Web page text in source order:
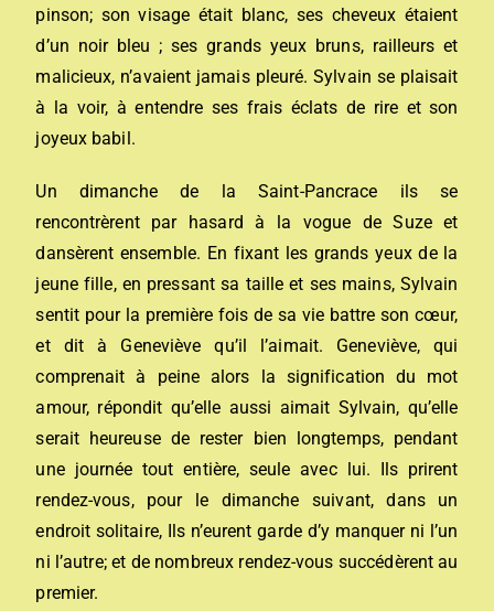
pinson; son visage était blanc, ses cheveux étaient
d’un noir bleu ; ses grands yeux bruns, railleurs et
malicieux, n’avaient jamais pleuré. Sylvain se plaisait
à la voir, à entendre ses frais éclats de rire et son
joyeux babil.
Un dimanche de la Saint-Pancrace ils se
rencontrèrent par hasard à la vogue de Suze et
dansèrent ensemble. En fixant les grands yeux de la
jeune fille, en pressant sa taille et ses mains, Sylvain
sentit pour la première fois de sa vie battre son cœur,
et dit à Geneviève qu’il l’aimait. Geneviève, qui
comprenait à peine alors la signification du mot
amour, répondit qu’elle aussi aimait Sylvain, qu’elle
serait heureuse de rester bien longtemps, pendant
une journée tout entière, seule avec lui. Ils prirent
rendez-vous, pour le dimanche suivant, dans un
endroit solitaire, Ils n’eurent garde d’y manquer ni l’un
ni l’autre; et de nombreux rendez-vous succédèrent au
premier.